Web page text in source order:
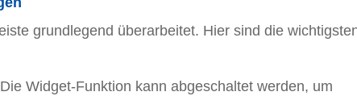
grundlegend überarbeitet. Hier sind die
Widget-Funktion kann abgeschaltet werden, um